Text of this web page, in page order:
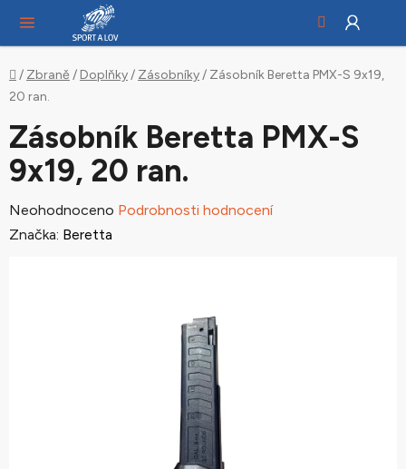
obsah
Domů
/ Zbraně / Doplňky/ Zásobníky/ Zásobník Beretta PMX-S 9x19,
20 ran.
Zásobník Beretta PMX-S
9x19, 20 ran.
Průměrné
hodnocení
Neohodnoceno Podrobnosti hodnocení
Značka: Beretta